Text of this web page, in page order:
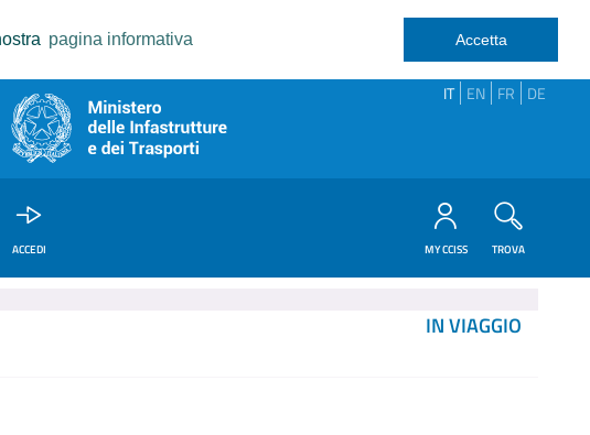
pagina informativa Accetta
IT EN FR DE
ACCEDI MY CCISS TROVA
IN VIAGGIO